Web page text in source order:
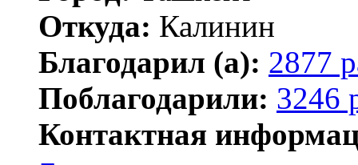
Откуда: Калинин
Благодарил (а): 2877
Поблагодарили: 3246
Контактная